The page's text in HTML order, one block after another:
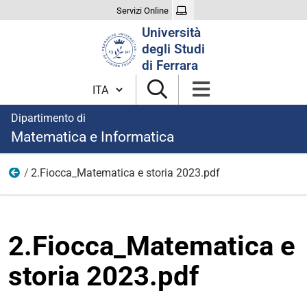
Servizi Online
Università
degli Studi
di Ferrara
Cambia lingua
Dipartimento di
Matematica e Informatica
2023
2.Fiocca_Matematica e storia 2023.pdf
2.Fiocca_Matematica e
storia 2023.pdf